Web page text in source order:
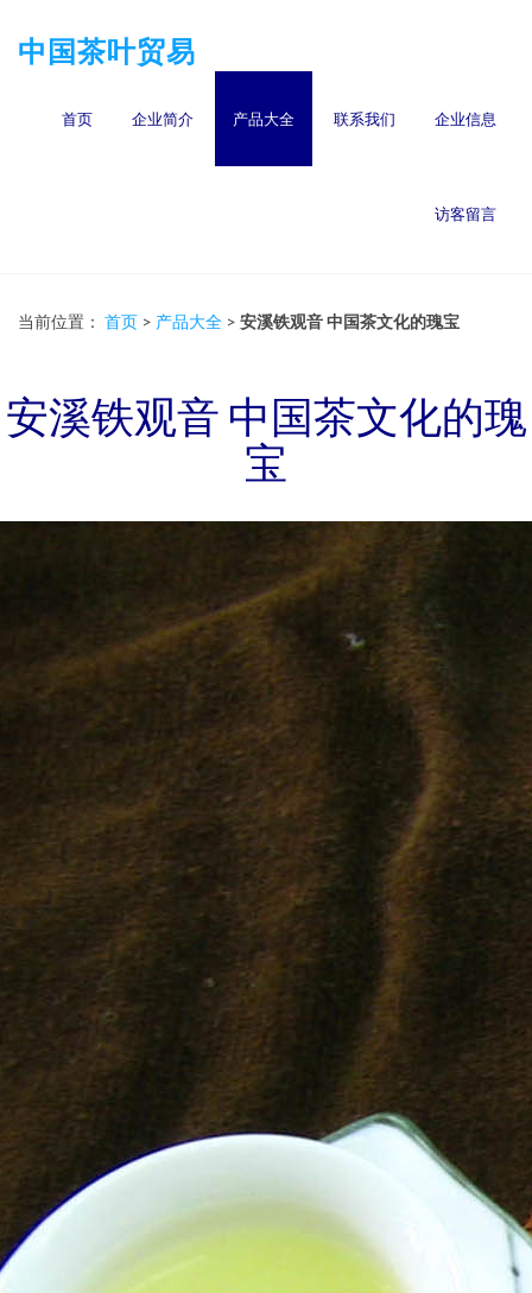
中国茶叶贸易
首页 企业简介 产品大全 联系我们 企业信息
访客留言
当前位置： 首页 > 产品大全 > 安溪铁观音 中国茶文化的瑰宝
安溪铁观音 中国茶文化的瑰
宝